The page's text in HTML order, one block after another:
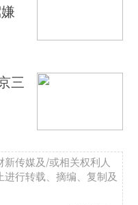
三
传媒及/或相关权利人
行转载、摘编、复制及